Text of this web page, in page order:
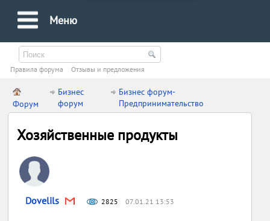
Меню
Правила форума Oтзывы и предложения
Форум
Бизнес
форум
Бизнес форум-
Предпринимательство
Хозяйственные продукты
Dovelils 2825 07.01.21 13:53